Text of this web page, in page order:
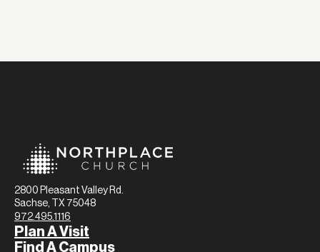
2800 Pleasant Valley Rd.
Sachse, TX 75048
972.495.1116
Plan A Visit
Find A Campus